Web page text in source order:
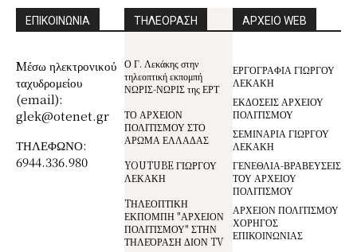
ΕΠΙΚΟΙΝΩΝΙΑ
Mέσω ηλεκτρονικού
ταχυδρομείου
(email):
glek@otenet.gr
ΤΗΛΕΦΩΝΟ:
6944.336.980
ΤΗΛΕΟΡΑΣΗ
Ο Γ. Λεκάκης στην
τηλεοπτική εκπομπή
ΝΩΡΙΣ-ΝΩΡΙΣ της ΕΡΤ
ΤΟ ΑΡΧΕΙΟΝ
ΠΟΛΙΤΙΣΜΟΥ ΣΤΟ
ΑΡΩΜΑ ΕΛΛΑΔΑΣ
YOUTUBE ΓΙΩΡΓΟΥ
ΛΕΚΑΚΗ
TΗΛΕΟΠΤΙΚΗ
ΕΚΠΟΜΠΗ "ΑΡΧΕΙΟΝ
ΠΟΛΙΤΙΣΜΟΥ" ΣΤΗΝ
ΤΗΛΕΌΡΑΣΗ ΔΙΟΝ TV
ΑΡΧΕΙΟ WEB
ΕΡΓΟΓΡΑΦΙΑ ΓΙΩΡΓΟΥ
ΛΕΚΑΚΗ
ΕΚΔΟΣΕΙΣ ΑΡΧΕΙΟΥ
ΠΟΛΙΤΙΣΜΟΥ
ΣΕΜΙΝΑΡΙΑ ΓΙΩΡΓΟΥ
ΛΕΚΑΚΗ
ΓΕΝΕΘΛΙΑ-ΒΡΑΒΕΥΣΕΙΣ
ΤΟΥ ΑΡΧΕΙΟΥ
ΠΟΛΙΤΙΣΜΟΥ
ΑΡΧΕΙΟΝ ΠΟΛΙΤΙΣΜΟΥ
ΧΟΡΗΓΟΣ
ΕΠΙΚΟΙΝΩΝΙΑΣ